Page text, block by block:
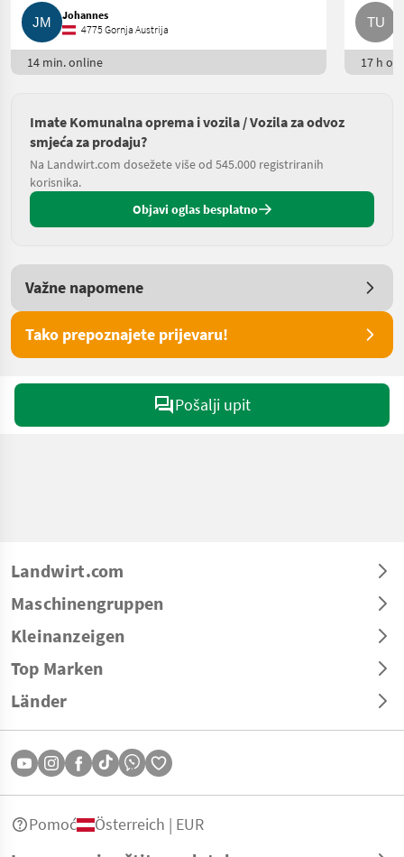
Johannes
4775 Gornja Austrija
14 min. online 17 h
Imate Komunalna oprema i vozila / Vozila za odvoz
smjeća za prodaju?
Na Landwirt.com dosežete više od 545.000 registriranih
korisnika.
Objavi oglas besplatno
Važne napomene
Tako prepoznajete prijevaru!
Pošalji upit
Landwirt.com
Maschinengruppen
Kleinanzeigen
Top Marken
Länder
Pomoć Österreich | EUR